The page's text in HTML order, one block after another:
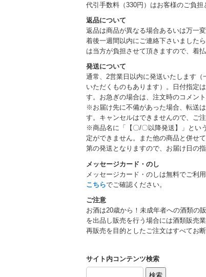
代引手数料（330円）はお客様のご負担
返品について
返品は商品が異なる場合あるいは万一
着後一週間以内にご連絡下さいました
は当方が負担させて頂きますので、着
発送について
通常、2営業日以内に発送いたします
いただくものもあります）。日付指定
す。お急ぎの場合は、注文時のコメン
※お届け先に不備があった場合、転送
す。キャンセルはできませんので、ご注
※商品名に「【〇/〇以降発送】」とい
定ができません。また他の商品と併せ
第の発送となりますので、お届け日の指
メッセージカード・のし
メッセージカード・のしは無料でご利用
こちらでご確認ください。
ご注意
お酒は20歳から！未成年者への酒類の
を出品し販売を行う場合には酒類販売
再販売を目的としたご注文はすべてお
サイト内コンテンツ検索